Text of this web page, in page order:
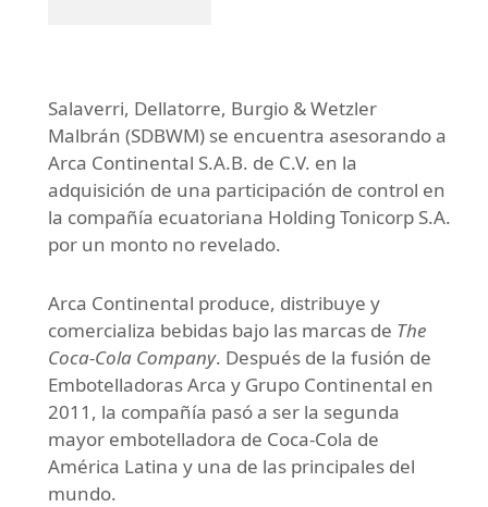
Salaverri, Dellatorre, Burgio & Wetzler
Malbrán (SDBWM) se encuentra asesorando a
Arca Continental S.A.B. de C.V. en la
adquisición de una participación de control en
la compañía ecuatoriana Holding Tonicorp S.A.
por un monto no revelado.
Arca Continental produce, distribuye y
comercializa bebidas bajo las marcas de The
Coca-Cola Company. Después de la fusión de
Embotelladoras Arca y Grupo Continental en
2011, la compañía pasó a ser la segunda
mayor embotelladora de Coca-Cola de
América Latina y una de las principales del
mundo.